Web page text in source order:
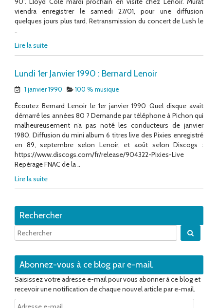
viendra enregistrer le samedi 27/01, pour une diffusion
quelques jours plus tard. Retransmission du concert de Lush le
..
Lire la suite
Lundi 1er Janvier 1990 : Bernard Lenoir
1 janvier 1990 100 % musique
Écoutez Bernard Lenoir le 1er janvier 1990 Quel disque avait
démarré les années 80 ? Demande par téléphone à Pichon qui
malheureusement n’a pas noté les conducteurs de janvier
1980. Diffusion du mini album 6 titres live des Pixies enregistré
en 89, septembre selon Lenoir, et août selon Discogs :
https://www.discogs.com/fr/release/904322-Pixies-Live
Repérage FNAC de la ..
Lire la suite
Rechercher
Abonnez-vous à ce blog par e-mail.
Saisissez votre adresse e-mail pour vous abonner à ce blog et
recevoir une notification de chaque nouvel article par e-mail.
Adresse